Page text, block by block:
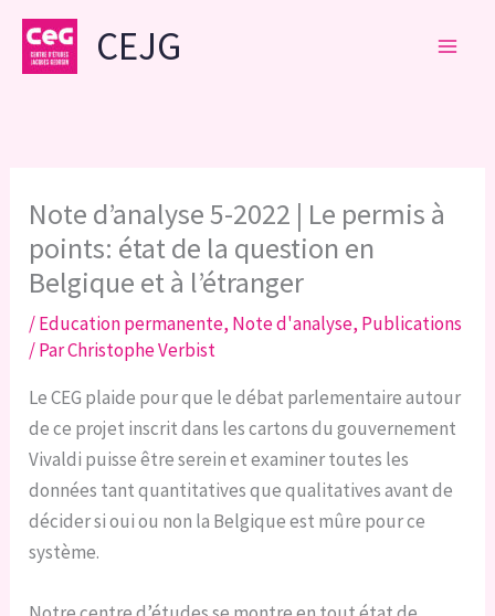
Aller
contenu
CEJG
Note d’analyse 5-2022 | Le permis à
points: état de la question en
Belgique et à l’étranger
/Education permanente, Note d'analyse, Publications
/ ParChristophe Verbist
Le CEG plaide pour que le débat parlementaire autour
de ce projet inscrit dans les cartons du gouvernement
Vivaldi puisse être serein et examiner toutes les
données tant quantitatives que qualitatives avant de
décider si oui ou non la Belgique est mûre pour ce
système.